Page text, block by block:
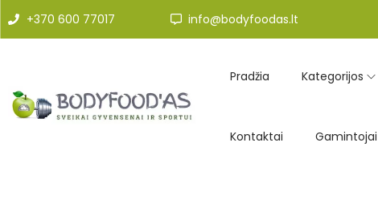
+370 600 77017 info@bodyfoodas.lt
Pradžia Kategorijos
Kontaktai Gamintojai